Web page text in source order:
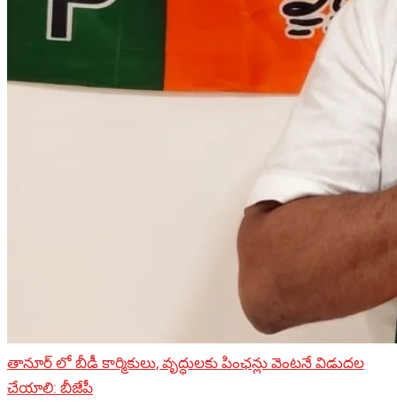
తానూర్ లో బీడీ కార్మికులు, వృద్ధులకు పింఛన్లు వెంటనే విడుదల
చేయాలి: బీజేపీ